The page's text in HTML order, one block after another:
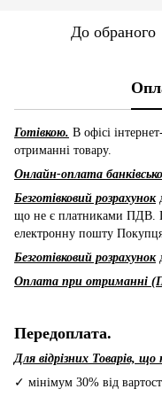
До обраного
Готівкою. В офісі
отриманні товару.
Онлайн-оплата
Безготівковий розрахунок
що не є платниками ПДВ.
електронну пошту Покупця
Безготівковий розрахунок
Оплата при отриманні
Передоплата.
Для відрізних Товарів,
✓ мінімум 30% від